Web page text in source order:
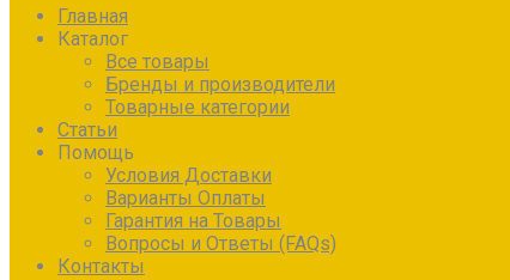
Главная
Каталог
Все товары
Бренды и производители
Товарные категории
Статьи
Помощь
Условия Доставки
Варианты Оплаты
Гарантия на Товары
Вопросы и Ответы (FAQs)
Контакты